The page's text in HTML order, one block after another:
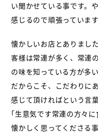
い聞かせている事です。
感じるので頑張っていま
懐かしいお店とありまし
客様は常連が多く、常連
の味を知っている方が多い
だからこそ、こだわりに
感じて頂ければという言
｢生意気です常連の方々
懐かしく思ってくださる